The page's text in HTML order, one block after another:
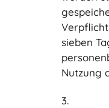
sieben
Nutzung
3.